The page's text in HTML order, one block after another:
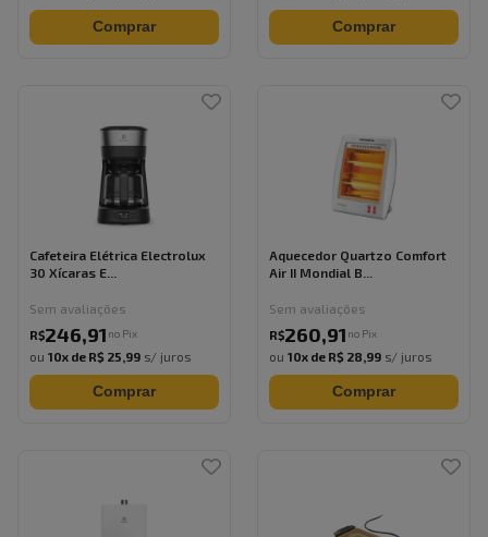
Comprar Comprar
Cafeteira Elétrica Electrolux
30 Xícaras E...
Sem avaliações
R$246,91 no Pix
ou 10x de R$ 25,99 s/ juros
Comprar
Aquecedor Quartzo Comfort
Air II Mondial B...
Sem avaliações
R$260,91 no Pix
ou 10x de R$ 28,99 s/ juros
Comprar